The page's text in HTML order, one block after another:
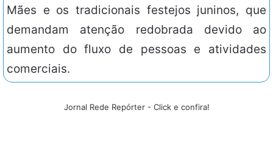
Mães e os tradicionais festejos juninos, que
demandam atenção redobrada devido ao
aumento do fluxo de pessoas e atividades
comerciais.
Jornal Rede Repórter - Click e confira!